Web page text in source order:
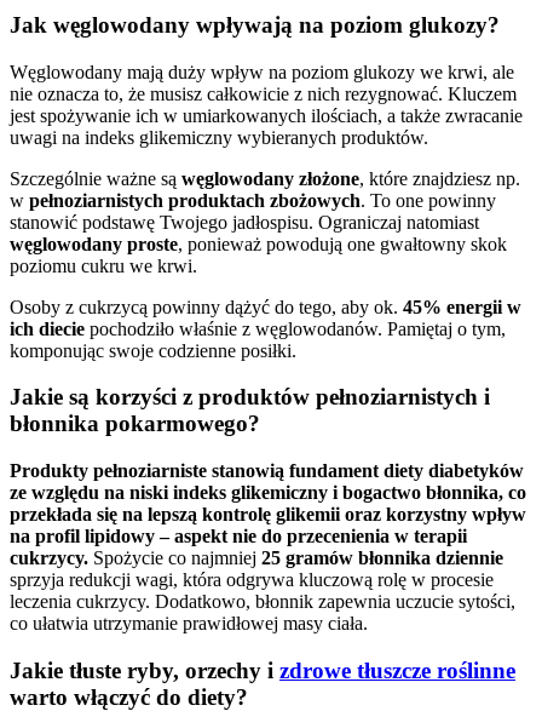
Jak węglowodany wpływają na poziom glukozy?
Węglowodany mają duży wpływ na poziom glukozy we krwi, ale
nie oznacza to, że musisz całkowicie z nich rezygnować. Kluczem
jest spożywanie ich w umiarkowanych ilościach, a także zwracanie
uwagi na indeks glikemiczny wybieranych produktów.
Szczególnie ważne są węglowodany złożone, które znajdziesz np.
w pełnoziarnistych produktach zbożowych. To one powinny
stanowić podstawę Twojego jadłospisu. Ograniczaj natomiast
węglowodany proste, ponieważ powodują one gwałtowny skok
poziomu cukru we krwi.
Osoby z cukrzycą powinny dążyć do tego, aby ok. 45% energii w
ich diecie pochodziło właśnie z węglowodanów. Pamiętaj o tym,
komponując swoje codzienne posiłki.
Jakie są korzyści z produktów pełnoziarnistych i
błonnika pokarmowego?
Produkty pełnoziarniste stanowią fundament diety diabetyków
ze względu na niski indeks glikemiczny i bogactwo błonnika, co
przekłada się na lepszą kontrolę glikemii oraz korzystny wpływ
na profil lipidowy – aspekt nie do przecenienia w terapii
cukrzycy. Spożycie co najmniej 25 gramów błonnika dziennie
sprzyja redukcji wagi, która odgrywa kluczową rolę w procesie
leczenia cukrzycy. Dodatkowo, błonnik zapewnia uczucie sytości,
co ułatwia utrzymanie prawidłowej masy ciała.
Jakie tłuste ryby, orzechy i zdrowe tłuszcze roślinne
warto włączyć do diety?